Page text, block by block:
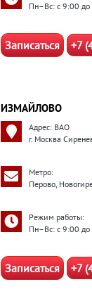
Пн–Вс: с 9:00
Записаться +7
ИЗМАЙЛОВО
Адрес: ВАО
г. Москва
Метро:
Перово,
Режим работы:
Пн–Вс: с 9:00
Записаться +7